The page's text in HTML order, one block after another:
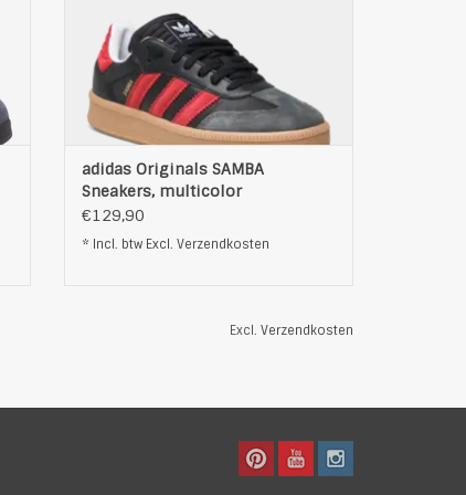
TOEVOEGEN AAN WINKELWAGEN
adidas Originals SAMBA
Sneakers, multicolor
€129,90
* Incl. btw Excl. Verzendkosten
Excl. Verzendkosten